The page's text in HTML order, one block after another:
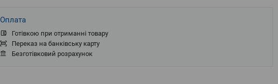
Оплата
Готівкою при отриманні товару
Переказ на банківську карту
Безготівковий розрахунок